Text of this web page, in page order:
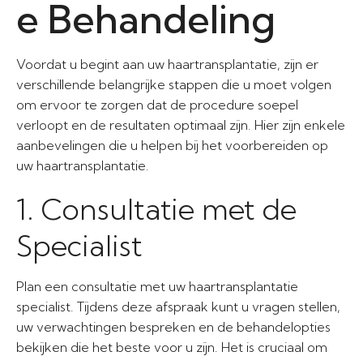
e Behandeling
Voordat u begint aan uw haartransplantatie, zijn er
verschillende belangrijke stappen die u moet volgen
om ervoor te zorgen dat de procedure soepel
verloopt en de resultaten optimaal zijn. Hier zijn enkele
aanbevelingen die u helpen bij het voorbereiden op
uw haartransplantatie.
1. Consultatie met de
Specialist
Plan een consultatie met uw haartransplantatie
specialist. Tijdens deze afspraak kunt u vragen stellen,
uw verwachtingen bespreken en de behandelopties
bekijken die het beste voor u zijn. Het is cruciaal om